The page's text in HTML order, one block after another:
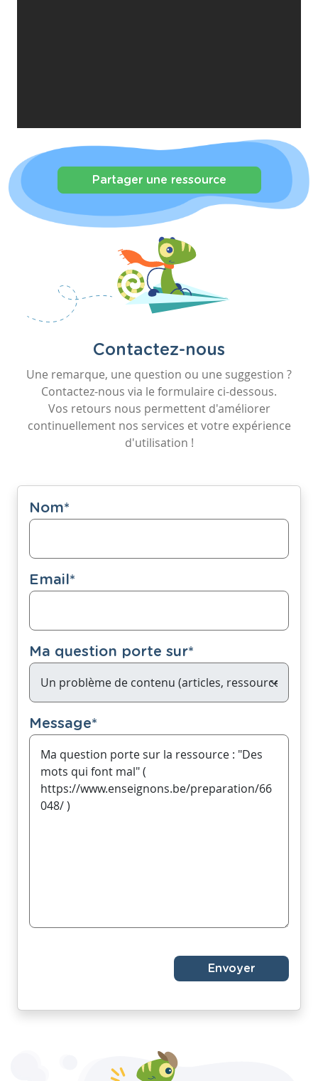
Partager une ressource
Contactez-nous
Une remarque, une question ou une suggestion ?
Contactez-nous via le formulaire ci-dessous.
Vos retours nous permettent d'améliorer
continuellement nos services et votre expérience
d'utilisation !
Nom*
Email*
Ma question porte sur*
Message*
Envoyer